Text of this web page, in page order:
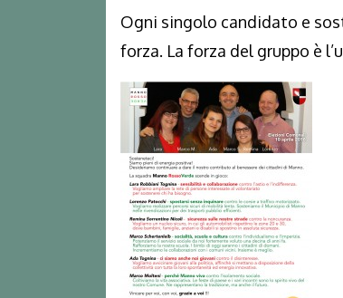
Ogni singolo candidato e
forza. La forza del gruppo è